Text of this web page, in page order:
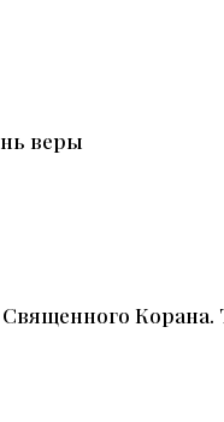
веры
Корана.